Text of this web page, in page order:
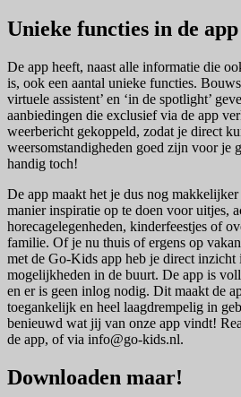
Unieke functies in de app
De app heeft, naast alle informatie die
is, ook een aantal unieke functies.
virtuele assistent’ en ‘in de spotlight’
aanbiedingen die exclusief via de app
weerbericht gekoppeld, zodat je direct
weersomstandigheden goed zijn voor je
handig toch!
De app maakt het je dus nog
manier inspiratie op te doen voor uitjes,
horecagelegenheden, kinderfeestjes of
familie. Of je nu thuis of ergens op
met de Go-Kids app heb je direct
mogelijkheden in de buurt. De app is
en er is geen inlog nodig. Dit maakt de
toegankelijk en heel laagdrempelig in
benieuwd wat jij van onze app vindt!
de app, of via info@go-kids.nl.
Downloaden maar!